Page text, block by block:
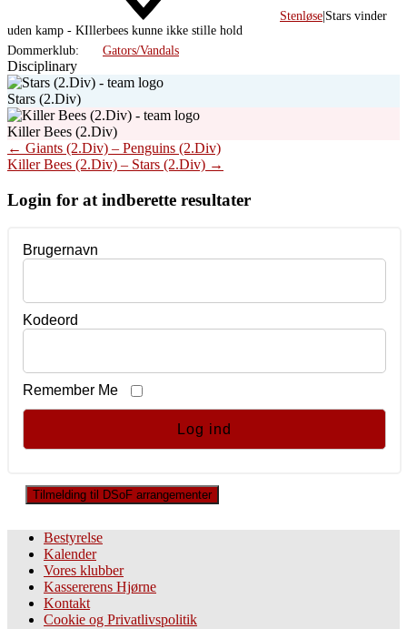
Stenløse Stars vinder
uden kamp - KIllerbees kunne ikke stille hold
Dommerklub:
Gators/Vandals
Disciplinary
Stars (2.Div)
Killer Bees (2.Div)
Post
navigation
← Giants (2.Div) – Penguins (2.Div)
Killer Bees (2.Div) – Stars (2.Div) →
Login for at indberette resultater
Brugernavn
Kodeord
Remember Me
Tilmelding til DSoF arrangementer
Bestyrelse
Kalender
Vores klubber
Kassererens Hjørne
Kontakt
Cookie og Privatlivspolitik